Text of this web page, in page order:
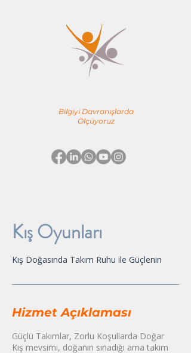
Bilgiyi Davranışlarda
Ölçüyoruz
Kış Oyunları
Kış Doğasında Takım Ruhu ile Güçlenin
Hizmet Açıklaması
Güçlü Takımlar, Zorlu Koşullarda Doğar
Kış mevsimi, doğanın sınadığı ama takım